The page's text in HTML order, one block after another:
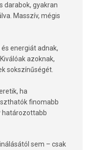
darabok, gyakran
Masszív, mégis
energiát adnak,
azoknak,
sokszínűségét.
ha
finomabb
határozottabb
sem – csak